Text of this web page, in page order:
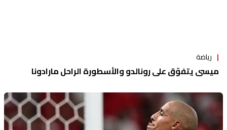
رياضة
ميسي يتفوّق على رونالدو والأسطورة الراحل مارادونا